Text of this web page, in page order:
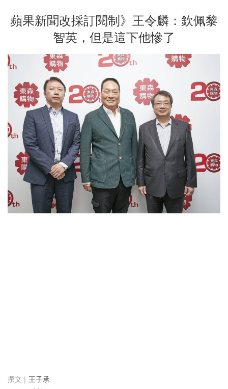
蘋果新聞改採訂閱制》王令麟：欽佩黎
智英，但是這下他慘了
王子承